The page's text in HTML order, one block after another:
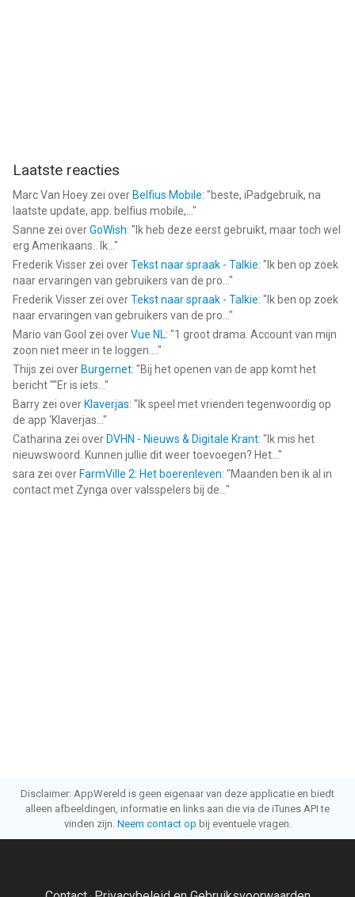
Laatste reacties
Marc Van Hoey zei over Belfius Mobile: "beste, iPadgebruik, na
laatste update, app. belfius mobile,... "
Sanne zei overGoWish: " Ik heb deze eerst gebruikt, maar toch wel
erg Amerikaans.. Ik... "
Frederik Visser zei overTekst naar spraak - Talkie: " Ik ben op zoek
naar ervaringen van gebruikers van de pro... "
Frederik Visser zei overTekst naar spraak - Talkie: " Ik ben op zoek
naar ervaringen van gebruikers van de pro... "
Mario van Gool zei overVue NL: "1 groot drama. Account van mijn
zoon niet meer in te loggen.... "
Thijs zei over Burgernet: "Bij het openen van de app komt het
bericht ""Er is iets... "
Barry zei over Klaverjas: " Ik speel met vrienden tegenwoordig op
de app ‘Klaverjas... "
Catharina zei over DVHN - Nieuws & Digitale Krant: " Ik mis het
nieuwswoord. Kunnen jullie dit weer toevoegen? Het... "
sara zei over FarmVille 2: Het boerenleven: "Maanden ben ik al in
contact met Zynga over valsspelers bij de... "
Disclaimer: AppWereld is geen eigenaar van deze applicatie en biedt
alleen afbeeldingen, informatie en links aan die via de iTunes API te
vinden zijn. Neem contact op bij eventuele vragen.